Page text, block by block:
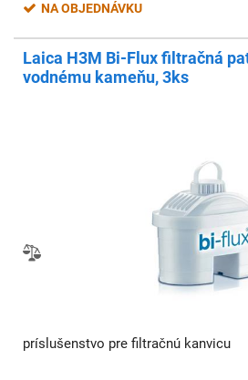
NA OBJEDNÁVKU
Laica H3M Bi-Flux filtračná
vodnému kameňu, 3ks
príslušenstvo pre filtračnú kanvicu